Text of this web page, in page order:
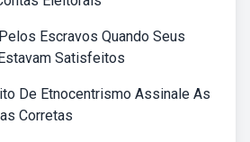
Escravos Quando Seus
Satisfeitos
De Etnocentrismo Assinale As
Corretas